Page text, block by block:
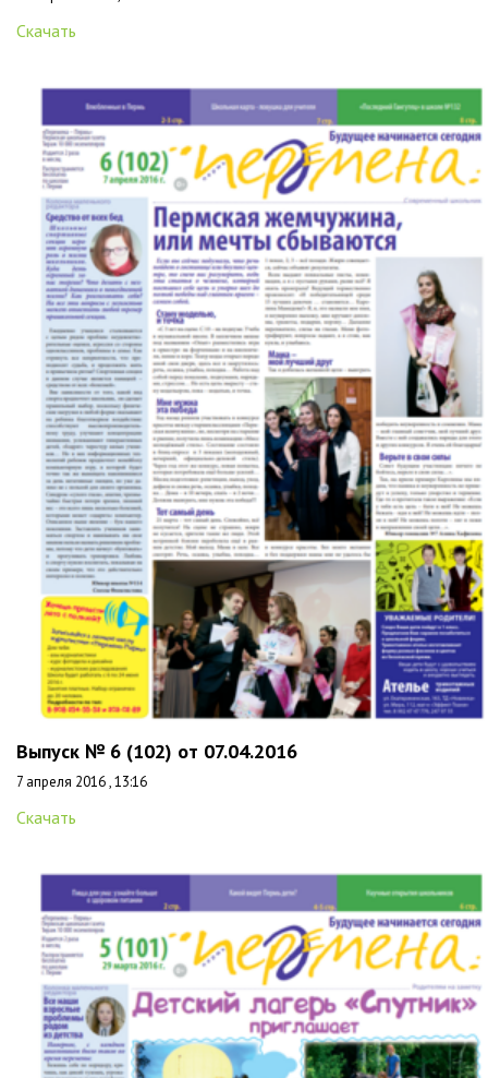
Скачать
Выпуск № 6 (102) от 07.04.2016
7 апреля 2016 , 13:16
Скачать